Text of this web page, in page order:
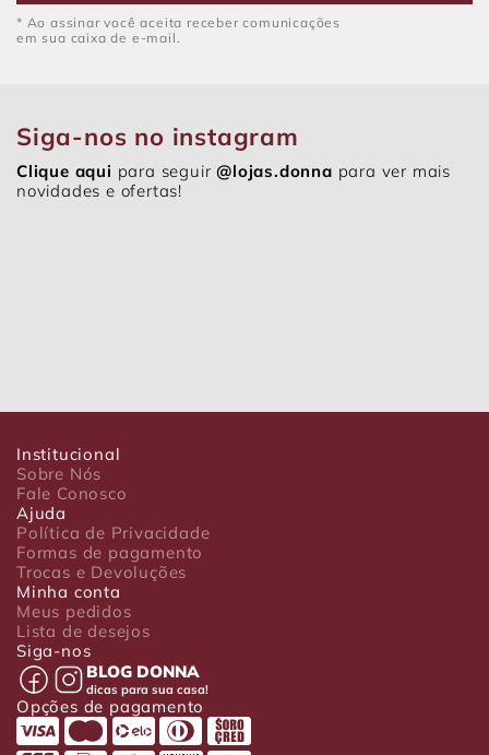
* Ao assinar você aceita receber comunicações
em sua caixa de e-mail.
Siga-nos no instagram
Clique aqui para seguir@lojas.donna para ver mais
novidades e ofertas!
Institucional
Sobre Nós
Fale Conosco
Ajuda
Política de Privacidade
Formas de pagamento
Trocas e Devoluções
Minha conta
Meus pedidos
Lista de desejos
Siga-nos
BLOG DONNA
dicas para sua casa!
Opções de pagamento